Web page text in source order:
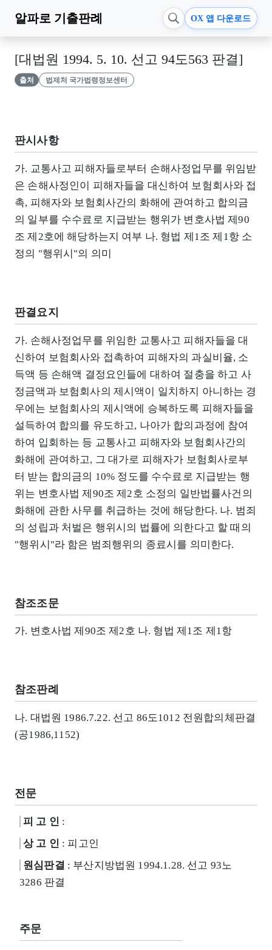
알파로 기출판례 OX 앱 다운로드
[대법원 1994. 5. 10. 선고 94도563 판결]
출처 법제처 국가법령정보센터
판시사항
가. 교통사고 피해자들로부터 손해사정업무를 위임받
은 손해사정인이 피해자들을 대신하여 보험회사와 접
촉, 피해자와 보험회사간의 화해에 관여하고 합의금
의 일부를 수수료로 지급받는 행위가 변호사법 제90
조 제2호에 해당하는지 여부 나. 형법 제1조 제1항 소
정의 "행위시"의 의미
판결요지
가. 손해사정업무를 위임한 교통사고 피해자들을 대
신하여 보험회사와 접촉하여 피해자의 과실비율, 소
득액 등 손해액 결정요인들에 대하여 절충을 하고 사
정금액과 보험회사의 제시액이 일치하지 아니하는 경
우에는 보험회사의 제시액에 승복하도록 피해자들을
설득하여 합의를 유도하고, 나아가 합의과정에 참여
하여 입회하는 등 교통사고 피해자와 보험회사간의
화해에 관여하고, 그 대가로 피해자가 보험회사로부
터 받는 합의금의 10% 정도를 수수료로 지급받는 행
위는 변호사법 제90조 제2호 소정의 일반법률사건의
화해에 관한 사무를 취급하는 것에 해당한다. 나. 범죄
의 성립과 처벌은 행위시의 법률에 의한다고 할 때의
"행위시"라 함은 범죄행위의 종료시를 의미한다.
참조조문
가. 변호사법 제90조 제2호 나. 형법 제1조 제1항
참조판례
나. 대법원 1986.7.22. 선고 86도1012 전원합의체판결
(공1986,1152)
전문
피 고 인 :
상 고 인 : 피고인
원심판결 : 부산지방법원 1994.1.28. 선고 93노
3286 판결
주문